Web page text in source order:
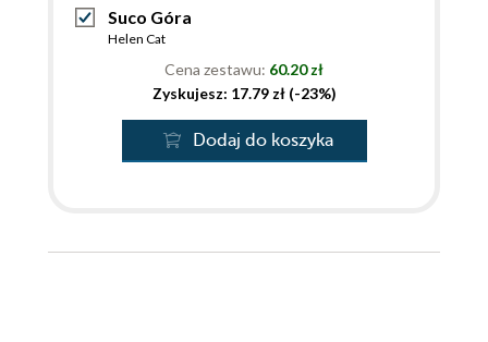
Suco Góra
Helen Cat
Cena zestawu: 60.20 zł
Zyskujesz: 17.79 zł (-23%)
Dodaj do koszyka